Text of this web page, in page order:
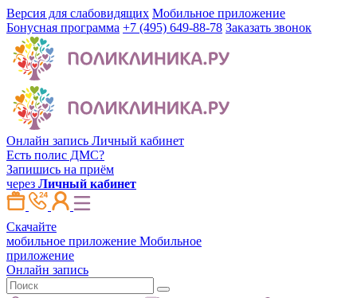
Версия для слабовидящих Мобильное приложение
Бонусная программа +7 (495) 649-88-78 Заказать звонок
Онлайн запись Личный кабинет
Есть полис ДМС?
Запишись на приём
через Личный кабинет
Скачайте
мобильное приложение Мобильное
приложение
Онлайн запись